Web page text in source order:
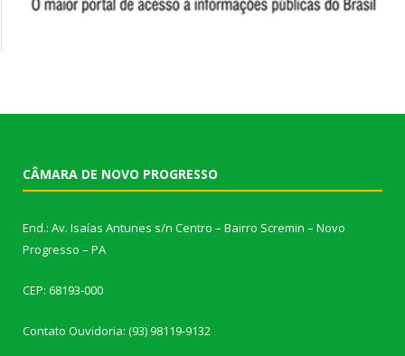
CÂMARA DE NOVO PROGRESSO
End.: Av. Isaías Antunes s/n Centro – Bairro Scremin – Novo
Progresso – PA
CEP: 68193-000
Contato Ouvidoria: (93) 98119-9132